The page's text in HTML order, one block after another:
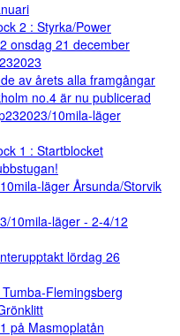
2 : Styrka/Power
onsdag 21 december
av årets alla framgångar
no.4 är nu publicerad
10mila-läger
1 : Startblocket
läger Årsunda/Storvik
10mila-läger - 2-4/12
lördag 26
Flemingsberg
på Masmoplatån